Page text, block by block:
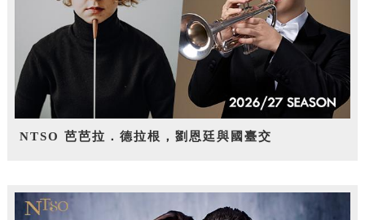
NTSO 芭芭拉．德拉根，劉恩廷與國臺交